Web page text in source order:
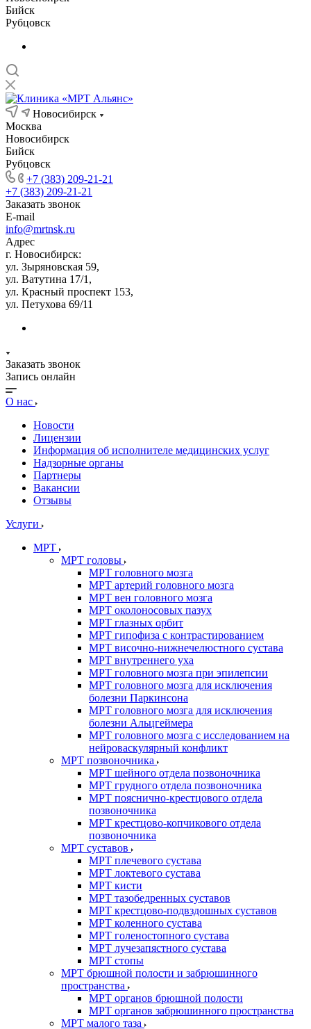
Бийск
Рубцовск
Новосибирск
Москва
Новосибирск
Бийск
Рубцовск
+7 (383) 209-21-21
+7 (383) 209-21-21
Заказать звонок
E-mail
info@mrtnsk.ru
Адрес
г. Новосибирск:
ул. Зыряновская 59,
ул. Ватутина 17/1,
ул. Красный проспект 153,
ул. Петухова 69/11
Заказать звонок
Запись онлайн
О нас
Новости
Лицензии
Информация об исполнителе медицинских услуг
Надзорные органы
Партнеры
Вакансии
Отзывы
Услуги
МРТ
МРТ головы
МРТ головного мозга
МРТ артерий головного мозга
МРТ вен головного мозга
МРТ околоносовых пазух
МРТ глазных орбит
МРТ гипофиза с контрастированием
МРТ височно-нижнечелюстного сустава
МРТ внутреннего уха
МРТ головного мозга при эпилепсии
МРТ головного мозга для исключения
болезни Паркинсона
МРТ головного мозга для исключения
болезни Альцгеймера
МРТ головного мозга с исследованием на
нейроваскулярный конфликт
МРТ позвоночника
МРТ шейного отдела позвоночника
МРТ грудного отдела позвоночника
МРТ пояснично-крестцового отдела
позвоночника
МРТ крестцово-копчикового отдела
позвоночника
МРТ суставов
МРТ плечевого сустава
МРТ локтевого сустава
МРТ кисти
МРТ тазобедренных суставов
МРТ крестцово-подвздошных суставов
МРТ коленного сустава
МРТ голеностопного сустава
МРТ лучезапястного сустава
МРТ стопы
МРТ брюшной полости и забрюшинного
пространства
МРТ органов брюшной полости
МРТ органов забрюшинного пространства
МРТ малого таза